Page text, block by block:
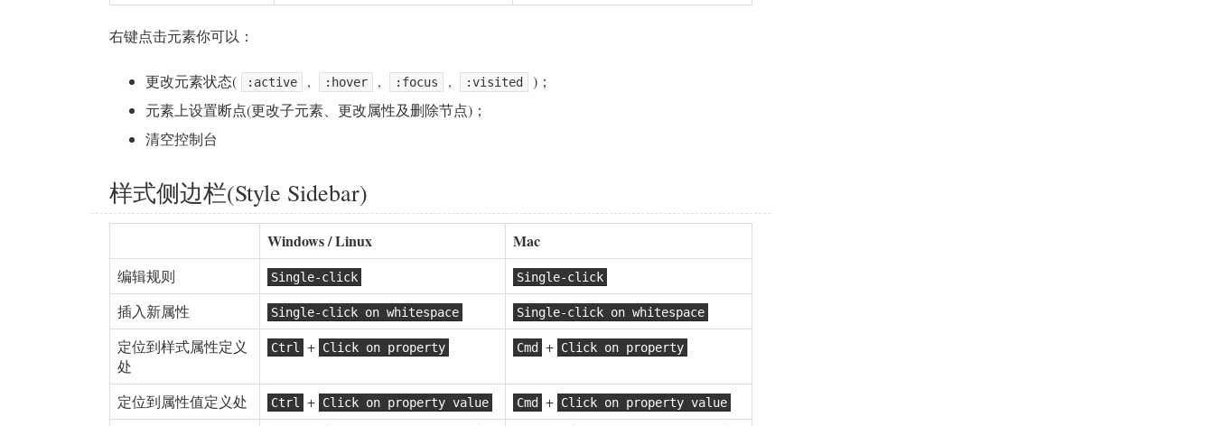
右键点击元素你可以：
更改元素状态( :active , :hover , :focus , :visited
)；
元素上设置断点(更改子元素、更改属性及删除节点)；
清空控制台
样式侧边栏(Style Sidebar)
Windows / Linux Mac
编辑规则 Single-click Single-click
插入新属性 Single-click on whitespace Single-click on whitespace
定位到样式属性定义
处
Ctrl + Click on property Cmd + Click on property
定位到属性值定义处 Ctrl + Click on property value Cmd + Click on property value